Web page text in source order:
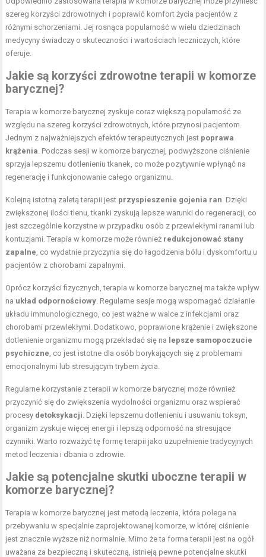
szereg korzyści zdrowotnych i poprawić komfort życia pacjentów z
różnymi schorzeniami. Jej rosnąca popularność w wielu dziedzinach
medycyny świadczy o skuteczności i wartościach leczniczych, które
oferuje.
Jakie są korzyści zdrowotne terapii w komorze
barycznej?
Terapia w komorze barycznej zyskuje coraz większą popularność ze
względu na szereg korzyści zdrowotnych, które przynosi pacjentom.
Jednym z najważniejszych efektów terapeutycznych jest poprawa
krążenia. Podczas sesji w komorze barycznej, podwyższone ciśnienie
sprzyja lepszemu dotlenieniu tkanek, co może pozytywnie wpłynąć na
regenerację i funkcjonowanie całego organizmu.
Kolejną istotną zaletą terapii jest przyspieszenie gojenia ran. Dzięki
zwiększonej ilości tlenu, tkanki zyskują lepsze warunki do regeneracji, co
jest szczególnie korzystne w przypadku osób z przewlekłymi ranami lub
kontuzjami. Terapia w komorze może również redukcjonować stany
zapalne, co wydatnie przyczynia się do łagodzenia bólu i dyskomfortu u
pacjentów z chorobami zapalnymi.
Oprócz korzyści fizycznych, terapia w komorze barycznej ma także wpływ
na układ odpornościowy. Regularne sesje mogą wspomagać działanie
układu immunologicznego, co jest ważne w walce z infekcjami oraz
chorobami przewlekłymi. Dodatkowo, poprawione krążenie i zwiększone
dotlenienie organizmu mogą przekładać się na lepsze samopoczucie
psychiczne, co jest istotne dla osób borykających się z problemami
emocjonalnymi lub stresującym trybem życia.
Regularne korzystanie z terapii w komorze barycznej może również
przyczynić się do zwiększenia wydolności organizmu oraz wspierać
procesy detoksykacji. Dzięki lepszemu dotlenieniu i usuwaniu toksyn,
organizm zyskuje więcej energii i lepszą odporność na stresujące
czynniki. Warto rozważyć tę formę terapii jako uzupełnienie tradycyjnych
metod leczenia i dbania o zdrowie.
Jakie są potencjalne skutki uboczne terapii w
komorze barycznej?
Terapia w komorze barycznej jest metodą leczenia, która polega na
przebywaniu w specjalnie zaprojektowanej komorze, w której ciśnienie
jest znacznie wyższe niż normalnie. Mimo że ta forma terapii jest na ogół
uważana za bezpieczną i skuteczną, istnieją pewne potencjalne skutki